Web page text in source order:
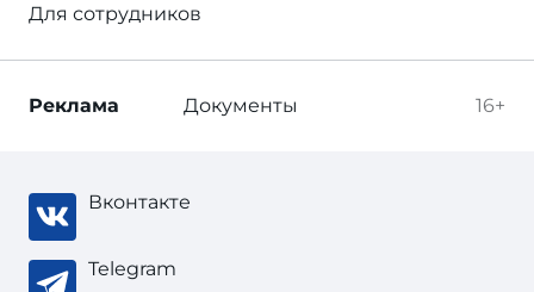
Для сотрудников
16+
Реклама Документы
Вконтакте
Telegram